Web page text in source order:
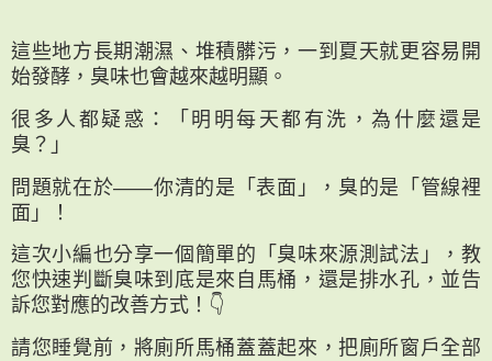
這些地方長期潮濕、堆積髒污，一到夏天就更容易開
始發酵，臭味也會越來越明顯。
很多人都疑惑：
「明明每天都有洗，為什麼還是
臭？」
問題就在於——你清的是「表面」，臭的是「管線裡
面」！
這次小編也分享一個簡單的「臭味來源測試法」，教
您快速判斷臭味到底是來自馬桶，還是排水孔，並告
訴您對應的改善方式！👇
請您睡覺前，將廁所馬桶蓋蓋起來，把廁所窗戶全部